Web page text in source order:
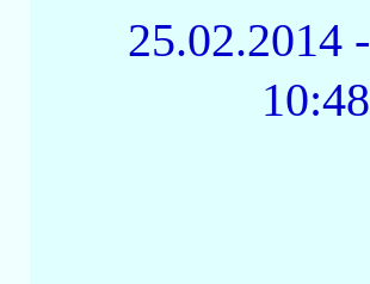
25.02.2014 -
10:48